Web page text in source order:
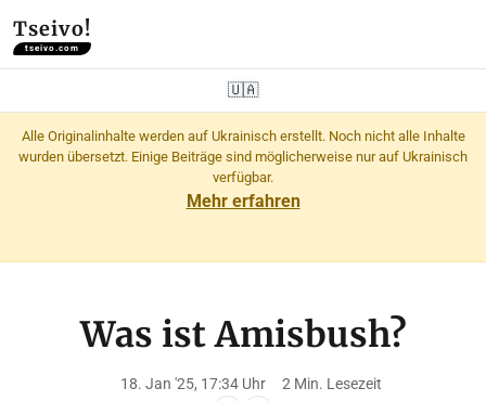
Tseivo!
tseivo.com
🇺🇦
Alle Originalinhalte werden auf Ukrainisch erstellt. Noch nicht alle Inhalte
wurden übersetzt. Einige Beiträge sind möglicherweise nur auf Ukrainisch
verfügbar.
Mehr erfahren
Was ist Amisbush?
18. Jan '25, 17:34 Uhr 2 Min. Lesezeit